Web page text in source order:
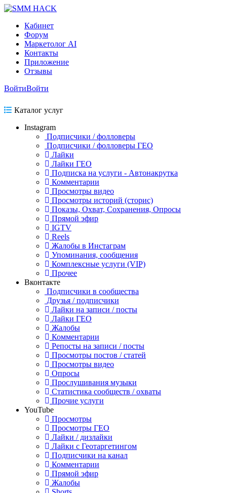
Кабинет
Форум
Маркетолог AI
Контакты
Приложение
Отзывы
ВойтиВойти
Каталог услуг
Instagram
Подписчики / фолловеры
Подписчики / фолловеры ГЕО
Лайки
Лайки ГЕО
Подписка на услуги - Автонакрутка
Комментарии
Просмотры видео
Просмотры историй (сторис)
Показы, Охват, Сохранения, Опросы
Прямой эфир
IGTV
Reels
Жалобы в Инстаграм
Упоминания, сообщения
Комплексные услуги (VIP)
Прочее
Вконтакте
Подписчики в сообщества
Друзья / подписчики
Лайки на записи / посты
Лайки ГЕО
Жалобы
Комментарии
Репосты на записи / посты
Просмотры постов / статей
Просмотры видео
Опросы
Прослушивания музыки
Статистика сообществ / охваты
Прочие услуги
YouTube
Просмотры
Просмотры ГЕО
Лайки / дизлайки
Лайки с Геотаргетингом
Подписчики на канал
Комментарии
Прямой эфир
Жалобы